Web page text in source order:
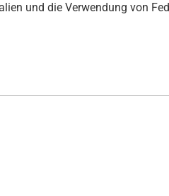
und die Verwendung von